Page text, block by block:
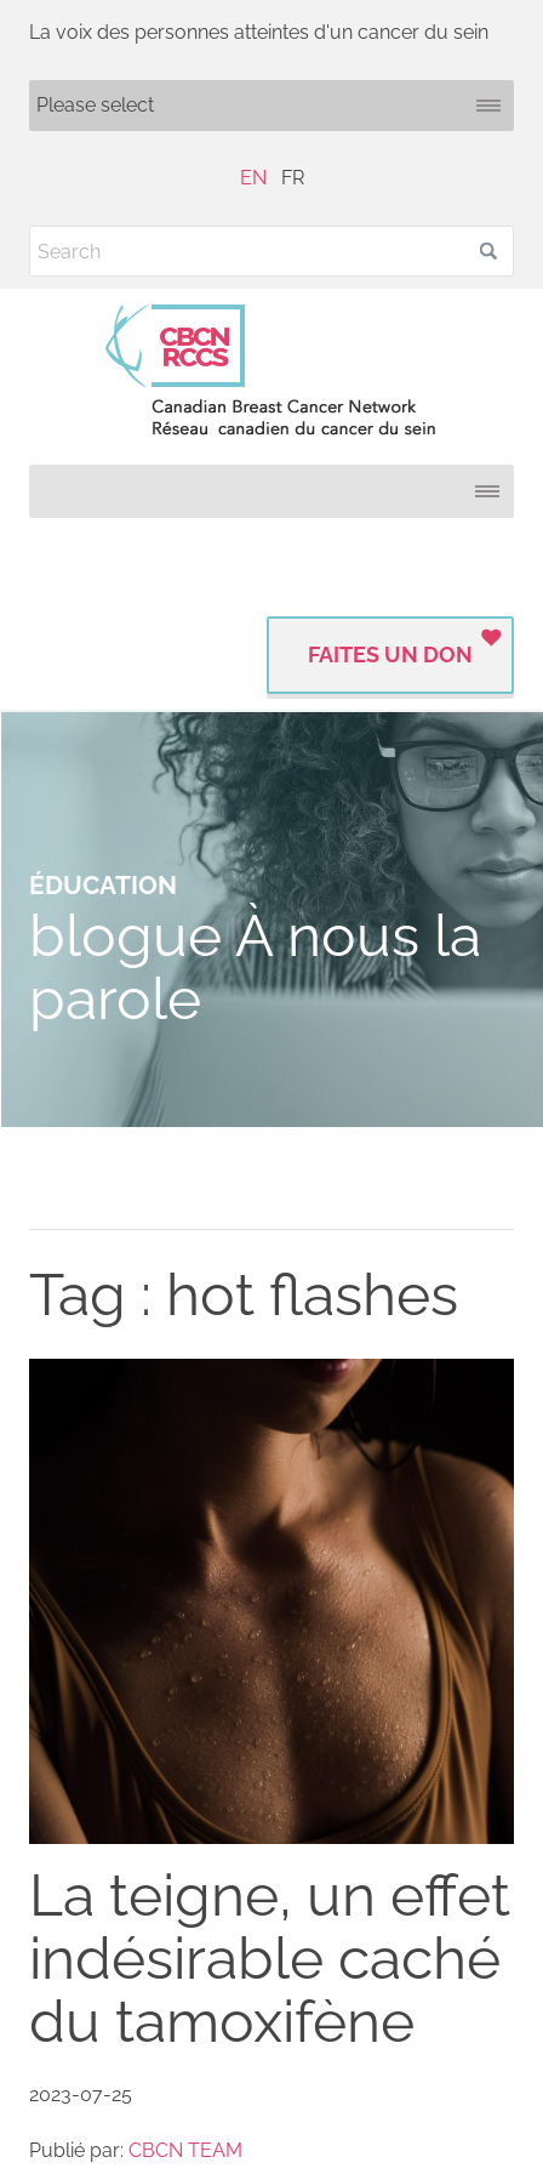
La voix des personnes atteintes d'un cancer du sein
EN FR
FAITES UN DON
ÉDUCATION
blogue À nous la
parole
Tag : hot flashes
La teigne, un effet
indésirable caché
du tamoxifène
2023-07-25
Publié par: CBCN TEAM